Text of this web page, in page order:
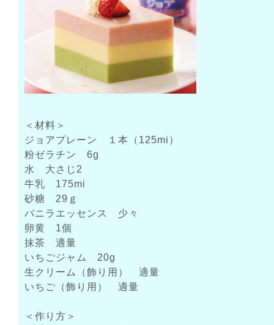
＜材料＞
ジョアプレーン １本（125mi）
粉ゼラチン 6g
水 大さじ2
牛乳 175mi
砂糖 29ｇ
バニラエッセンス 少々
卵黄 1個
抹茶 適量
いちごジャム 20g
生クリーム（飾り用） 適量
いちご（飾り用） 適量
＜作り方＞